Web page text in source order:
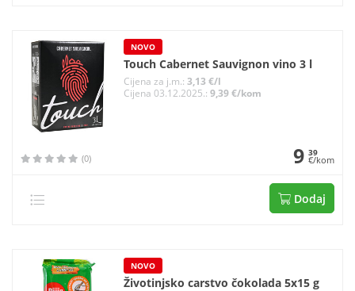
NOVO
Touch Cabernet Sauvignon vino 3 l
Cijena za j.m.: 3,13 €/l
Cijena 03.12.2025.: 9,39 €/kom
(0) 9 39
€/kom
Dodaj
NOVO
Životinjsko carstvo čokolada 5x15 g